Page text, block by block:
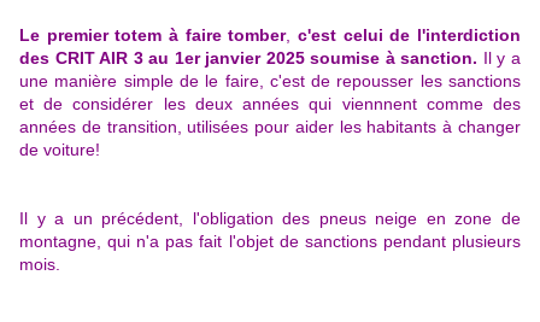
Le premier totem à faire tomber,c'est celui de l'interdiction
des CRIT AIR 3 au 1er janvier 2025 soumise à sanction. Il y a
une manière simple de le faire, c'est de repousser les sanctions
et de considérer les deux années qui viennnent comme des
années de transition, utilisées pour aider les habitants à changer
de voiture!
Il y a un précédent, l'obligation des pneus neige en zone de
montagne, qui n'a pas fait l'objet de sanctions pendant plusieurs
mois.